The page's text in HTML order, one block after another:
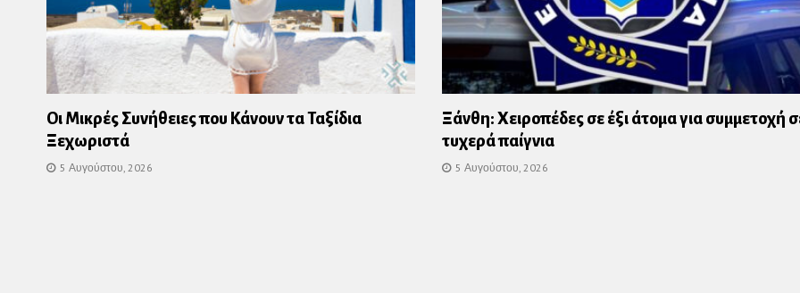
Οι Μικρές Συνήθειες που Κάνουν τα Ταξίδια
Ξεχωριστά
5 Αυγούστου, 2026
Ξάνθη: Χειροπέδες σε έξι άτομα για συμμετοχή
τυχερά παίγνια
5 Αυγούστου, 2026